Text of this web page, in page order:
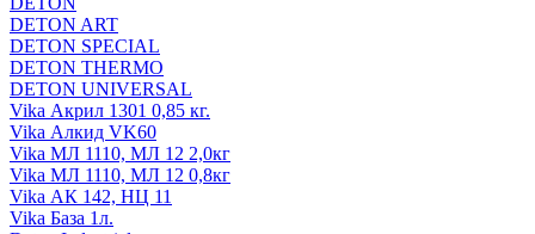
DETON ART
DETON SPECIAL
DETON THERMO
DETON UNIVERSAL
Vika Акрил 1301 0,85 кг.
Vika Алкид VK60
Vika МЛ 1110, МЛ 12 2,0кг
Vika МЛ 1110, МЛ 12 0,8кг
Vika АК 142, НЦ 11
Vika База 1л.